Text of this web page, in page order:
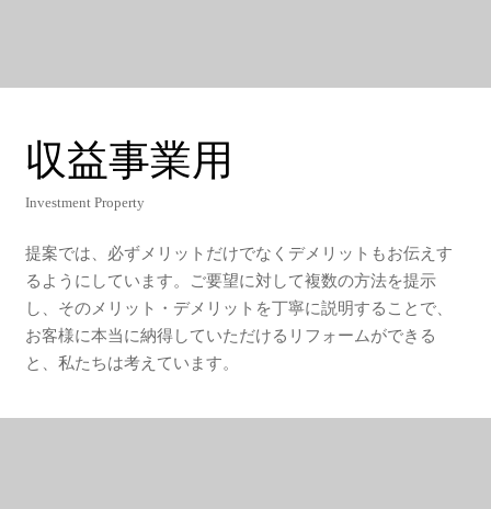
収益事業用
Investment Property
提案では、必ずメリットだけでなくデメリットもお伝えす
るようにしています。ご要望に対して複数の方法を提示
し、そのメリット・デメリットを丁寧に説明することで、
お客様に本当に納得していただけるリフォームができる
と、私たちは考えています。